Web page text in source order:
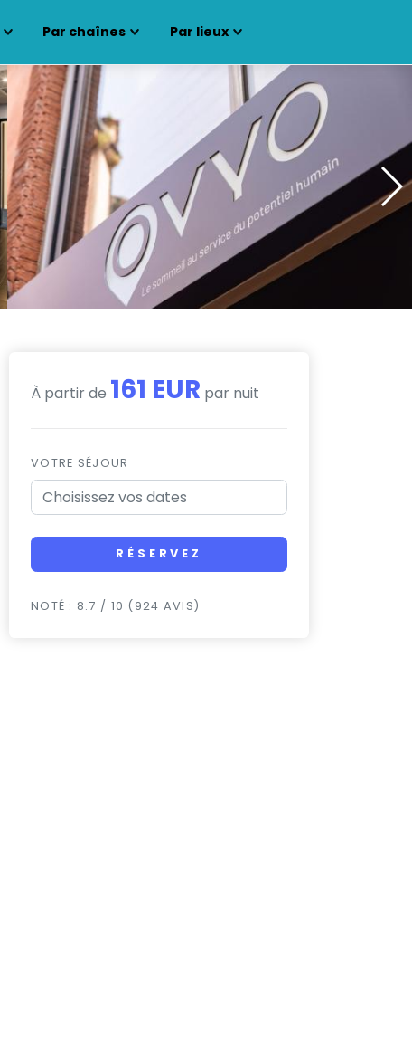
Par chaînes Par lieux
À partir de 161 EUR par nuit
VOTRE SÉJOUR
RÉSERVEZ
NOTÉ : 8.7 / 10 (924 AVIS)